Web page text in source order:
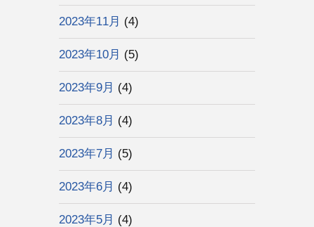
2023年11月 (4)
2023年10月 (5)
2023年9月 (4)
2023年8月 (4)
2023年7月 (5)
2023年6月 (4)
2023年5月 (4)